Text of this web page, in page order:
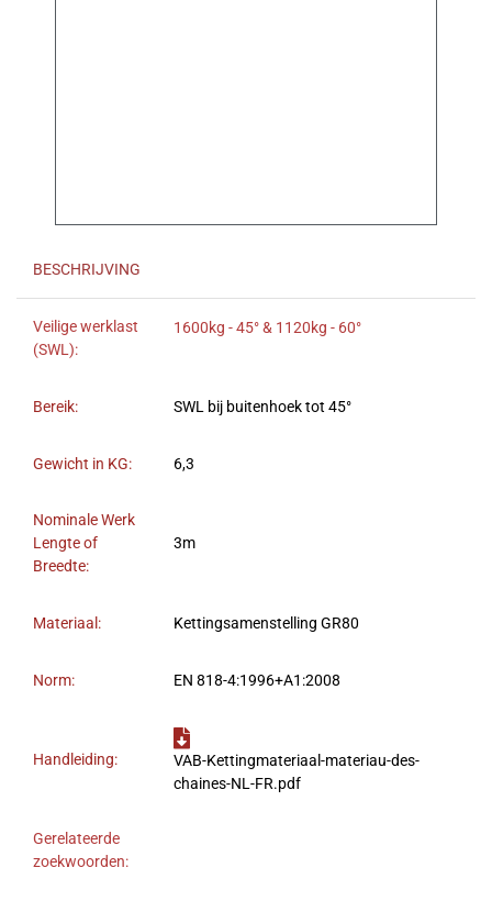
BESCHRIJVING
Veilige werklast
(SWL):
1600kg - 45° & 1120kg - 60°
Bereik: SWL bij buitenhoek tot 45°
Gewicht in KG: 6,3
Nominale Werk
Lengte of
Breedte:
3m
Materiaal: Kettingsamenstelling GR80
Norm: EN 818-4:1996+A1:2008
Handleiding:
VAB-Kettingmateriaal-materiau-des-
chaines-NL-FR.pdf
Gerelateerde
zoekwoorden: